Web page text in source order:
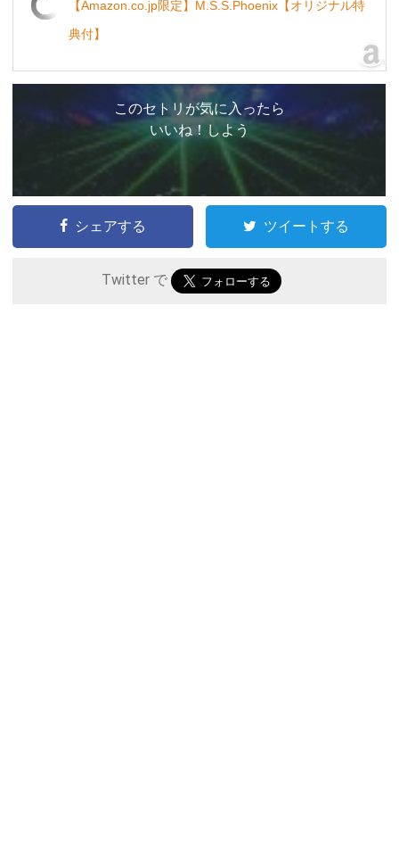
【Amazon.co.jp限定】M.S.S.Phoenix【オリジナル特
典付】
このセトリが気に入ったら
いいね！しよう
シェアする ツイートする
Twitter で